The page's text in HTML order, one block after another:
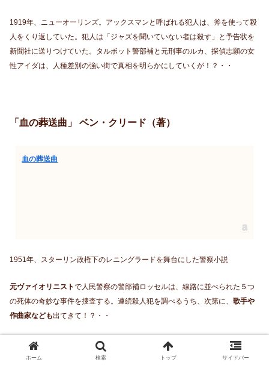
1919年、ニューオーリンズ。アックスマンと呼ばれる犯人は、斧を使って殺
人をくり返していた。犯人は「ジャズを聞いていない者は殺す」と予告状を
新聞社に送りつけていた。タルボット警部補と元刑事のルカ、探偵志願の女
性アイダは、人種差別の強い街で真相を明らかにしていくが！？・・
「血の葬送曲」 ベン・クリード（著）
血の葬送曲
1951年、スターリン政権下のレニングラードを舞台にした警察小説
元ヴァイオリニストで人民警察の警部補ロッセルは、線路に並べられた５つ
の死体の奇妙な事件を捜査する。連続殺人犯を調べるうち、次第に、 歌手や
作曲家なども出てきて！？・・
ホーム 検索 トップ サイドバー